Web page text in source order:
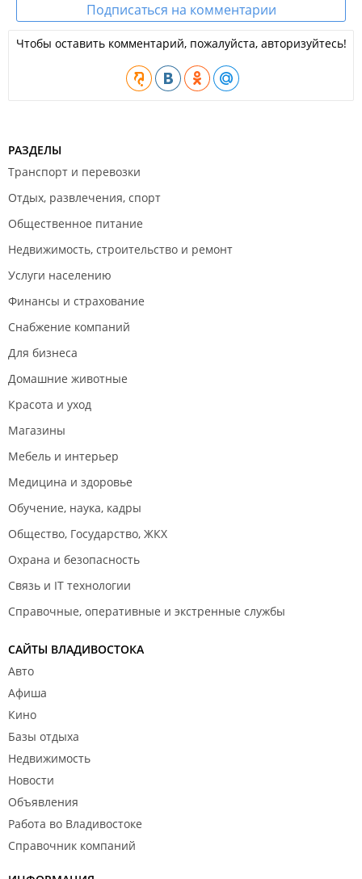
Подписаться на комментарии
Чтобы оставить комментарий, пожалуйста, авторизуйтесь!
РАЗДЕЛЫ
Транспорт и перевозки
Отдых, развлечения, спорт
Общественное питание
Недвижимость, строительство и ремонт
Услуги населению
Финансы и страхование
Снабжение компаний
Для бизнеса
Домашние животные
Красота и уход
Магазины
Мебель и интерьер
Медицина и здоровье
Обучение, наука, кадры
Общество, Государство, ЖКХ
Охрана и безопасность
Связь и IT технологии
Справочные, оперативные и экстренные службы
САЙТЫ ВЛАДИВОСТОКА
Авто
Афиша
Кино
Базы отдыха
Недвижимость
Новости
Объявления
Работа во Владивостоке
Справочник компаний